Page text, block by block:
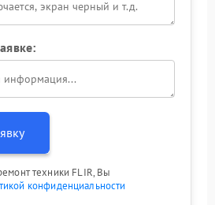
техники FLIR, Вы
конфиденциальности